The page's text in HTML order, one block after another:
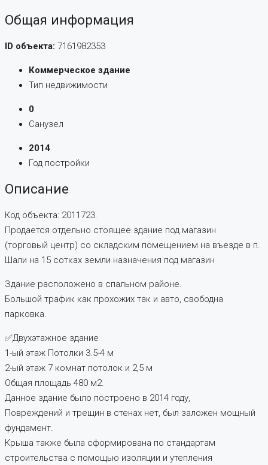
Общая информация
ID объекта: 7161982353
Коммерческое здание
Тип недвижимости
0
Санузел
2014
Год постройки
Описание
Код объекта: 2011723.
Продается отдельно стоящее здание под магазин
(торговый центр) со складским помещением на въезде в п.
Шали на 15 сотках земли назначения под магазин
Здание расположено в спальном районе.
Большой трафик как прохожих так и авто, свободна
парковка.
✅Двухэтажное здание
1-ый этаж Потолки 3.5-4 м
2-ый этаж 7 комнат потолок и 2,5 м
Общая площадь 480 м2.
Данное здание было построено в 2014 году,
Повреждений и трещин в стенах нет, был заложен мощный
фундамент.
Крыша также была сформирована по стандартам
строительства с помощью изоляции и утепления